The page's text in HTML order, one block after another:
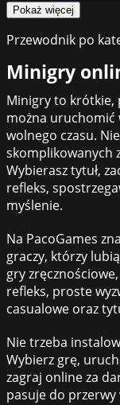
Pokaż więcej
Przewodnik po
Minigry
Minigry to krótkie,
można uruchomić
wolnego czasu.
skomplikowanych
Wybierasz tytuł,
refleks,
myślenie.
Na PacoGames
graczy, którzy
gry
refleks, proste
casualowe oraz
Nie trzeba
Wybierz grę,
zagraj online za
pasuje do przerwy